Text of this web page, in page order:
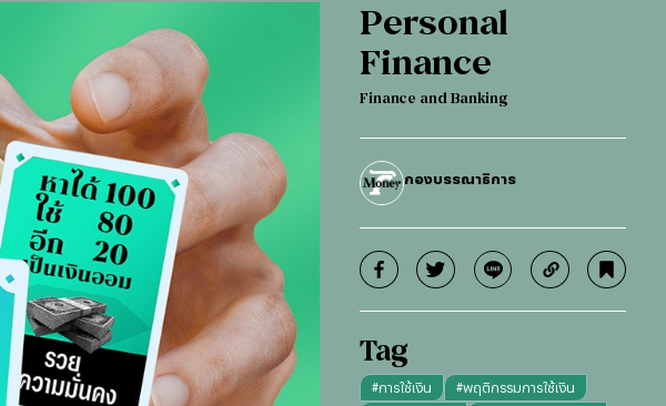
Personal
Finance
Finance and Banking
กองบรรณาธิการ
Tag
#การใช้เงิน #พฤติกรรมการใช้เงิน